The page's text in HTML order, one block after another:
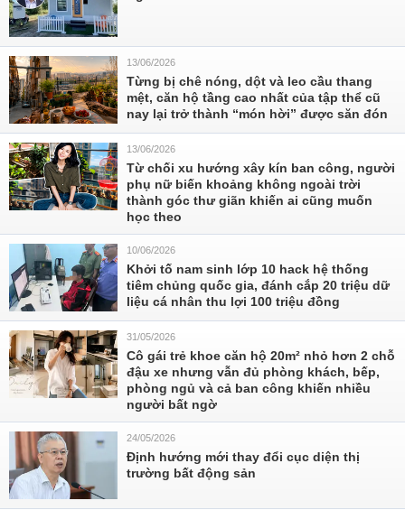
13/06/2026
Từng bị chê nóng, dột và leo cầu thang
mệt, căn hộ tầng cao nhất của tập thể cũ
nay lại trở thành “món hời” được săn đón
13/06/2026
Từ chối xu hướng xây kín ban công, người
phụ nữ biến khoảng không ngoài trời
thành góc thư giãn khiến ai cũng muốn
học theo
10/06/2026
Khởi tố nam sinh lớp 10 hack hệ thống
tiêm chủng quốc gia, đánh cắp 20 triệu dữ
liệu cá nhân thu lợi 100 triệu đồng
31/05/2026
Cô gái trẻ khoe căn hộ 20m² nhỏ hơn 2 chỗ
đậu xe nhưng vẫn đủ phòng khách, bếp,
phòng ngủ và cả ban công khiến nhiều
người bất ngờ
24/05/2026
Định hướng mới thay đổi cục diện thị
trường bất động sản